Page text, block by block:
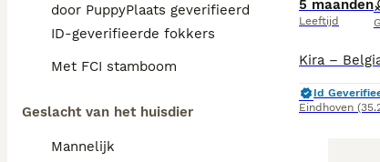
door PuppyPlaats geverifieerd
ID-geverifieerde fokkers
Met FCI stamboom
Geslacht van het huisdier
Mannelijk
5 maanden
Leeftijd
Id
Eindhoven